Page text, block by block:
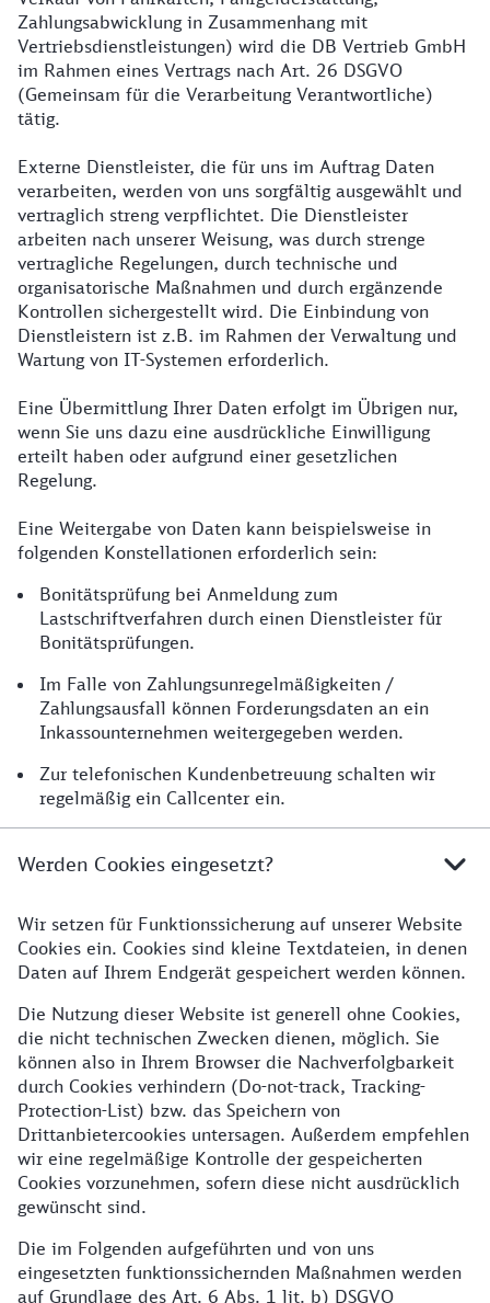
Zahlungsabwicklung in Zusammenhang mit
Vertriebsdienstleistungen) wird die DB Vertrieb GmbH
im Rahmen eines Vertrags nach Art. 26 DSGVO
(Gemeinsam für die Verarbeitung Verantwortliche)
tätig.
Externe Dienstleister, die für uns im Auftrag Daten
verarbeiten, werden von uns sorgfältig ausgewählt und
vertraglich streng verpflichtet. Die Dienstleister
arbeiten nach unserer Weisung, was durch strenge
vertragliche Regelungen, durch technische und
organisatorische Maßnahmen und durch ergänzende
Kontrollen sichergestellt wird. Die Einbindung von
Dienstleistern ist z.B. im Rahmen der Verwaltung und
Wartung von IT-Systemen erforderlich.
Eine Übermittlung Ihrer Daten erfolgt im Übrigen nur,
wenn Sie uns dazu eine ausdrückliche Einwilligung
erteilt haben oder aufgrund einer gesetzlichen
Regelung.
Eine Weitergabe von Daten kann beispielsweise in
folgenden Konstellationen erforderlich sein:
Bonitätsprüfung bei Anmeldung zum
Lastschriftverfahren durch einen Dienstleister für
Bonitätsprüfungen.
Im Falle von Zahlungsunregelmäßigkeiten /
Zahlungsausfall können Forderungsdaten an ein
Inkassounternehmen weitergegeben werden.
Zur telefonischen Kundenbetreuung schalten wir
regelmäßig ein Callcenter ein.
Werden Cookies eingesetzt?
Wir setzen für Funktionssicherung auf unserer Website
Cookies ein. Cookies sind kleine Textdateien, in denen
Daten auf Ihrem Endgerät gespeichert werden können.
Die Nutzung dieser Website ist generell ohne Cookies,
die nicht technischen Zwecken dienen, möglich. Sie
können also in Ihrem Browser die Nachverfolgbarkeit
durch Cookies verhindern (Do-not-track, Tracking-
Protection-List) bzw. das Speichern von
Drittanbietercookies untersagen. Außerdem empfehlen
wir eine regelmäßige Kontrolle der gespeicherten
Cookies vorzunehmen, sofern diese nicht ausdrücklich
gewünscht sind.
Die im Folgenden aufgeführten und von uns
eingesetzten funktionssichernden Maßnahmen werden
auf Grundlage des Art. 6 Abs. 1 lit. b) DSGVO